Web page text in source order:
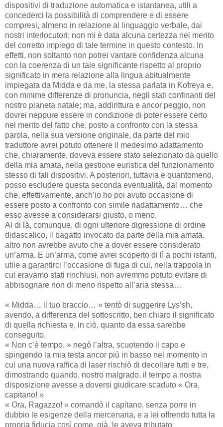
dispositivi di traduzione automatica e istantanea, utili a
concederci la possibilità di comprendere e di essere
compresi, almeno in relazione al linguaggio verbale, dai
nostri interlocutori; non mi è data alcuna certezza nel merito
del corretto impiego di tale termine in questo contesto. In
effetti, non soltanto non potrei vantare confidenza alcuna
con la coerenza di un tale significante rispetto al proprio
significato in mera relazione alla lingua abitualmente
impiegata da Midda e da me, la stessa parlata in Kofreya e,
con minime differenze di pronuncia, negli stati confinanti del
nostro pianeta natale; ma, addirittura e ancor peggio, non
dovrei neppure essere in condizione di poter essere certo
nel merito del fatto che, posto a confronto con la stessa
parola, nella sua versione originale, da parte del mio
traduttore avrei potuto ottenere il medesimo adattamento
che, chiaramente, doveva essere stato selezionato da quello
della mia amata, nella gestione euristica del funzionamento
stesso di tali dispositivi. A posteriori, tuttavia e quantomeno,
posso escludere questa seconda eventualità, dal momento
che, effettivamente, anch’io ho poi avuto occasione di
essere posto a confronto con simile riadattamento… che
esso avesse a considerarsi giusto, o meno.
Al di là, comunque, di ogni ulteriore digressione di ordine
didascalico, il bagatto invocato da parte della mia amata,
altro non avrebbe avuto che a dover essere considerato
un’arma. E un’arma, come avrei scoperto di lì a pochi istanti,
utile a garantirci l’occasione di fuga di cui, nella trappola in
cui eravamo stati rinchiusi, non avremmo potuto evitare di
abbisognare non di meno rispetto all’aria stessa…
« Midda… il tuo braccio… » tentò di suggerire Lys’sh,
avendo, a differenza del sottoscritto, ben chiaro il significato
di quella richiesta e, in ciò, quanto da essa sarebbe
conseguito.
« Non c’è tempo. » negò l’altra, scuotendo il capo e
spingendo la mia testa ancor più in basso nel momento in
cui una nuova raffica di laser rischiò di decollare tutti e tre,
dimostrando quando, nostro malgrado, il tempo a nostra
disposizione avesse a doversi giudicare scaduto « Ora,
capitano! »
« Ora, Ragazzo! » comandò il capitano, senza porre in
dubbio le esigenze della mercenaria, e a lei offrendo tutta la
propria fiducia così come, già, le aveva tributato